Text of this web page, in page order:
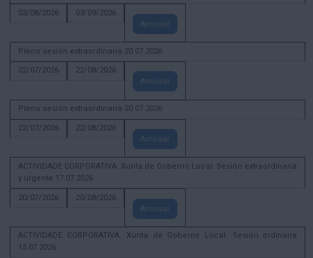
03/08/2026
03/09/2026
Amosar
Pleno sesión extraordinaria 20.07.2026
22/07/2026
22/08/2026
Amosar
Pleno sesión extraordinaria 20.07.2026
22/07/2026
22/08/2026
Amosar
ACTIVIDADE CORPORATIVA. Xunta de Goberno Local. Sesión extraordinaria
y urgente 17.07.2026
20/07/2026
20/08/2026
Amosar
ACTIVIDADE CORPORATIVA. Xunta de Goberno Local. Sesión ordinaria
15.07.2026